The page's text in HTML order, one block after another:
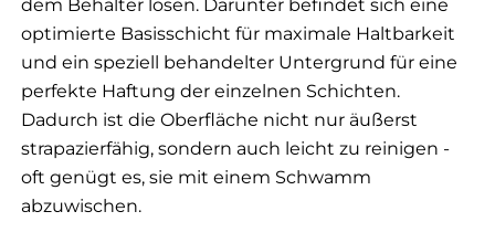
dem Behälter lösen. Darunter befindet sich eine
optimierte Basisschicht für maximale Haltbarkeit
und ein speziell behandelter Untergrund für eine
perfekte Haftung der einzelnen Schichten.
Dadurch ist die Oberfläche nicht nur äußerst
strapazierfähig, sondern auch leicht zu reinigen -
oft genügt es, sie mit einem Schwamm
abzuwischen.